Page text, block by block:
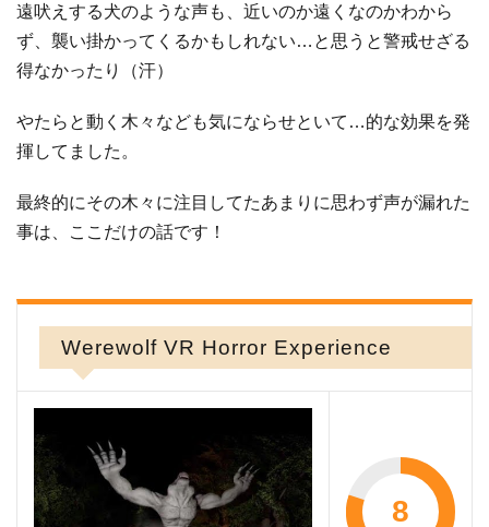
遠吠えする犬のような声も、近いのか遠くなのかわから
ず、襲い掛かってくるかもしれない…と思うと警戒せざる
得なかったり（汗）
やたらと動く木々なども気にならせといて…的な効果を発
揮してました。
最終的にその木々に注目してたあまりに思わず声が漏れた
事は、ここだけの話です！
Werewolf VR Horror Experience
8